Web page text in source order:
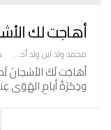
أهاجت لك
محمد ولد ابن ولد أحميدا
أهَاجَت لَكَ الأشجانَ
وذِكرَةُ أيامِ الهَوَى